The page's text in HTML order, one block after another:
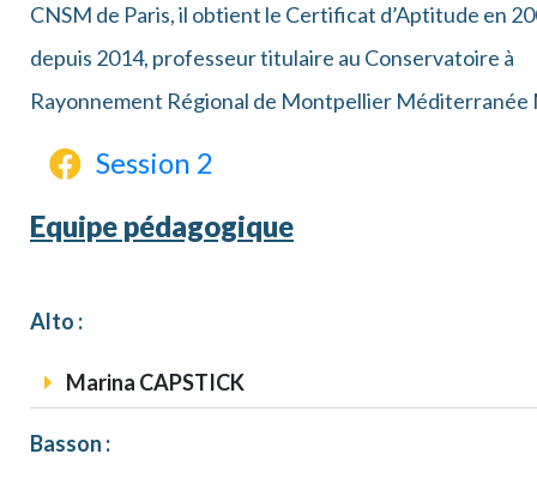
CNSM de Paris, il obtient le Certificat d’Aptitude en
depuis 2014, professeur titulaire au Conservatoire à
Rayonnement Régional de Montpellier
Session 2
Equipe pédagogique
Alto :
Marina CAPSTICK
Basson :